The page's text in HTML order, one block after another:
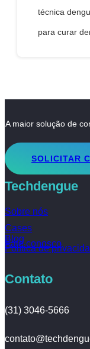
técnica
para curar
A maior solução de
SOLICITAR
Techdengue
Sobre nós
Cases
Blog
Fale conosco
Política de
Contato
(31) 3046-5666